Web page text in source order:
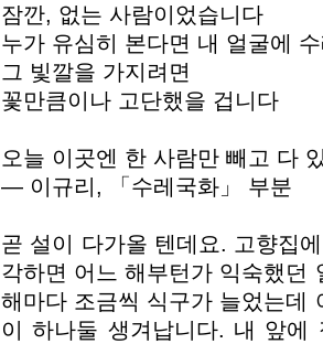
잠깐, 없는 사람이었습니다
누가 유심히 본다면 내 얼굴에
그 빛깔을 가지려면
꽃만큼이나 고단했을 겁니다
오늘 이곳엔 한 사람만 빼고 다
― 이규리, 「수레국화」 부분
곧 설이 다가올 텐데요. 고향집
각하면 어느 해부턴가 익숙했던
해마다 조금씩 식구가 늘었는데
이 하나둘 생겨납니다. 내 앞